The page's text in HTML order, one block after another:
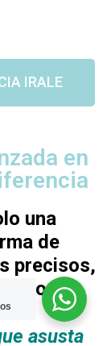
IRALE
en
una
de
precisos,
asusta